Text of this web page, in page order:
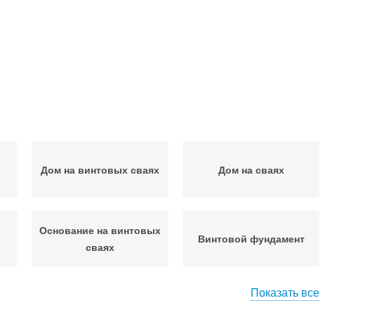
Дом на винтовых сваях Дом на сваях
Основание на винтовых
сваях
Винтовой фундамент
Показать все